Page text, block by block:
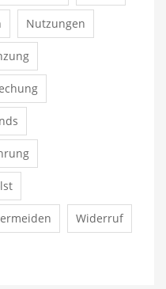
Nutzungen
Widerruf